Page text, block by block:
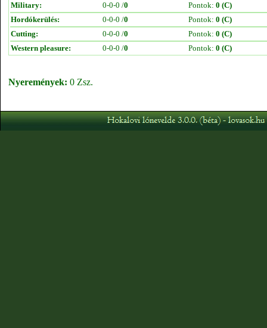
Military:
0-0-0 /0 Pontok: 0 (C)
Hordókerülés:
0-0-0 /0 Pontok: 0 (C)
Cutting:
0-0-0 /0 Pontok: 0 (C)
Western pleasure:
0-0-0 /0 Pontok: 0 (C)
Nyeremények: 0 Zsz.